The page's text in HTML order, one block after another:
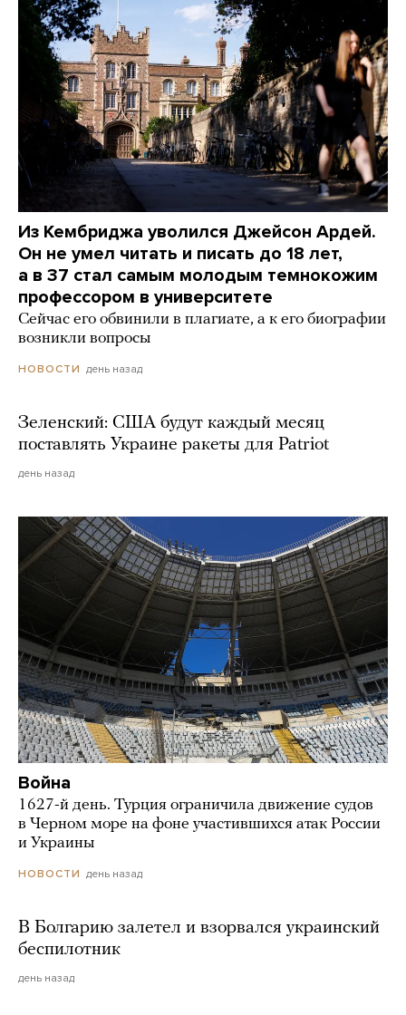
Из Кембриджа уволился Джейсон Ардей.
Он не умел читать и писать до 18 лет,
а в 37 стал самым молодым темнокожим
профессором в университете
Сейчас его обвинили в плагиате, а к его биографии
возникли вопросы
НОВОСТИ день назад
Зеленский: США будут каждый месяц
поставлять Украине ракеты для Patriot
день назад
Война
1627-й день. Турция ограничила движение судов
в Черном море на фоне участившихся атак России
и Украины
НОВОСТИ день назад
В Болгарию залетел и взорвался украинский
беспилотник
день назад